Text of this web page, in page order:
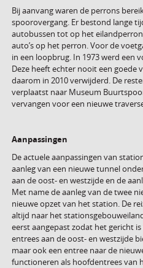
Bij aanvang waren de perrons
spoorovergang. Er bestond lange
autobussen tot op het
auto’s op het perron. Voor de
in een loopbrug. In 1973 werd een
Deze heeft echter nooit een goede
daarom in 2010 verwijderd. De
verplaatst naar Museum
vervangen voor een nieuwe
Aanpassingen
De actuele aanpassingen van
aanleg van een nieuwe tunnel
aan de oost- en westzijde en de
Met name de aanleg van de twee
nieuwe opzet van het station. De
altijd naar het
eerst aangepast zodat het gericht
entrees aan de oost- en westzijde
maar ook een entree naar de
functioneren als hoofdentrees van